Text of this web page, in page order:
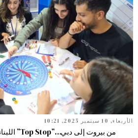
الأربعاء, 10 سبتمبر 2025, 10:21
من بيروت إلى دبي…”Top Stop” اللبنانية تقتحم المعارض الدولية